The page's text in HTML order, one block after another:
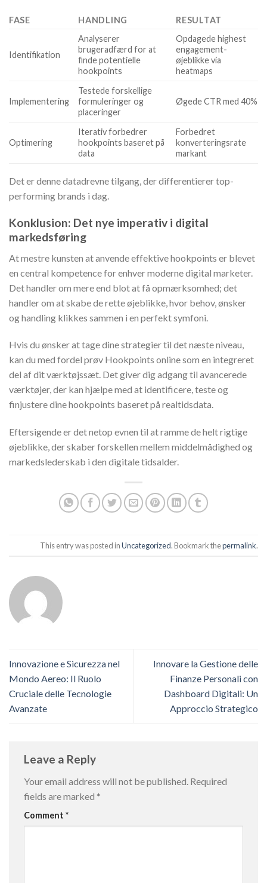
FASE HANDLING RESULTAT
Identifikation
Analyserer
brugeradfærd for at
finde potentielle
hookpoints
Opdagede highest
engagement-
øjeblikke via
heatmaps
Implementering
Testede forskellige
formuleringer og
placeringer
Øgede CTR med 40%
Optimering
Iterativ forbedrer
hookpoints baseret på
data
Forbedret
konverteringsrate
markant
Det er denne datadrevne tilgang, der differentierer top-
performing brands i dag.
Konklusion: Det nye imperativ i digital
markedsføring
At mestre kunsten at anvende effektive hookpoints er blevet
en central kompetence for enhver moderne digital marketer.
Det handler om mere end blot at få opmærksomhed; det
handler om at skabe de rette øjeblikke, hvor behov, ønsker
og handling klikkes sammen i en perfekt symfoni.
Hvis du ønsker at tage dine strategier til det næste niveau,
kan du med fordel prøv Hookpoints online som en integreret
del af dit værktøjssæt. Det giver dig adgang til avancerede
værktøjer, der kan hjælpe med at identificere, teste og
finjustere dine hookpoints baseret på realtidsdata.
Eftersigende er det netop evnen til at ramme de helt rigtige
øjeblikke, der skaber forskellen mellem middelmådighed og
markedslederskab i den digitale tidsalder.
This entry was posted inUncategorized. Bookmark thepermalink.
Innovazione e Sicurezza nel
Mondo Aereo: Il Ruolo
Cruciale delle Tecnologie
Avanzate
Innovare la Gestione delle
Finanze Personali con
Dashboard Digitali: Un
Approccio Strategico
Leave a Reply
Your email address will not be published. Required
fields are marked *
Comment *